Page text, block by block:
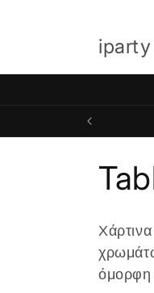
iparty
Σ
υ
λ
όμορφη